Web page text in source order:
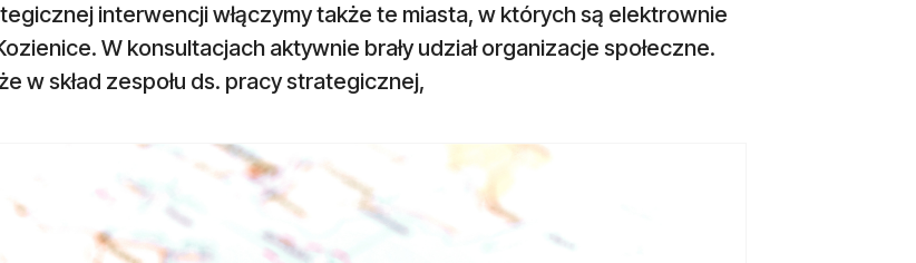
interwencji włączymy także te miasta, w których są elektrownie
W konsultacjach aktywnie brały udział organizacje społeczne.
w skład zespołu ds. pracy strategicznej,